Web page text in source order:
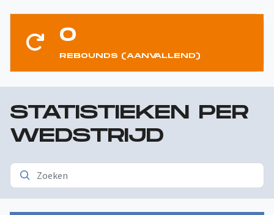
0
REBOUNDS (AANVALLEND)
STATISTIEKEN PER
WEDSTRIJD